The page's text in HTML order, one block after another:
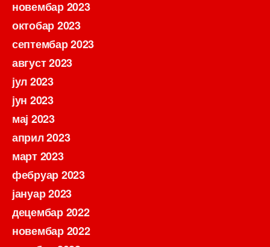
новембар 2023
октобар 2023
септембар 2023
август 2023
јул 2023
јун 2023
мај 2023
април 2023
март 2023
фебруар 2023
јануар 2023
децембар 2022
новембар 2022